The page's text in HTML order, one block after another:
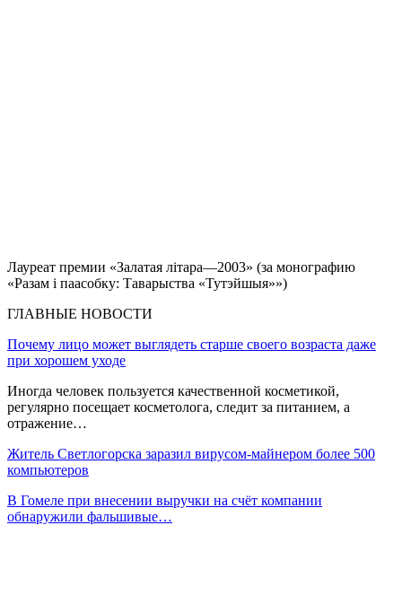
Лауреат премии «Залатая літара—2003» (за монографию
«Разам і паасобку: Таварыства «Тутэйшыя»»)
ГЛАВНЫЕ НОВОСТИ
Почему лицо может выглядеть старше своего возраста даже
при хорошем уходе
Иногда человек пользуется качественной косметикой,
регулярно посещает косметолога, следит за питанием, а
отражение…
Житель Светлогорска заразил вирусом-майнером более 500
компьютеров
В Гомеле при внесении выручки на счёт компании
обнаружили фальшивые…